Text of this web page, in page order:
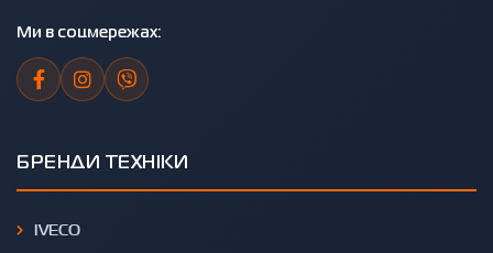
Ми в соцмережах:
БРЕНДИ ТЕХНІКИ
IVECO